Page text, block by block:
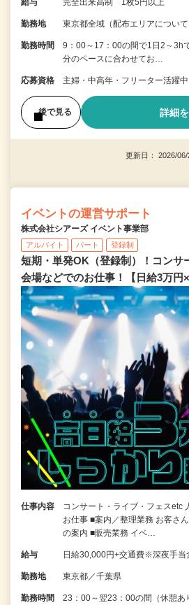
給与 完全出来高制 1枚5円以上
勤務地 東京都全域（配布エリアについて
勤務時間
9：00～17：00の間で1日2～3h
分のペースに合わせてお…
応募資格 主婦・中高年・フリーター活躍中
後で見る 詳細
更新日： 2026/
イベントの運営サポート
株式会社シアーズ イベント事業部
アルバイト パート 登録制
短期・単発OK（登録制）！コンサ
会場などでのお仕事！【日給3万円×
仕事内容
コンサート・ライブ・フェスetc
お仕事 ■案内／整理業務 お客さ
の案内 ■販売業務 イベ…
給与 日給30,000円+交通費※深夜手当
勤務地 東京都／千葉県
勤務時間
23：00～翌23：00の間（休憩あ